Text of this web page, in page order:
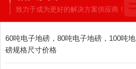
致力于成为更好的解决方案供应商！
60吨电子地磅，80吨电子地磅，100吨地
磅规格尺寸价格